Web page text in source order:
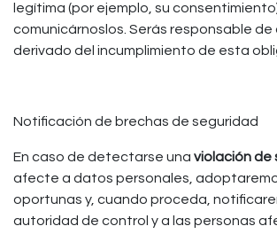
legítima (por ejemplo, su
comunicárnoslos. Serás responsable de
derivado del incumplimiento de esta
Notificación de brechas de seguridad
En caso de detectarse una violación de
afecte a datos personales,
oportunas y, cuando proceda,
autoridad de control y a las personas